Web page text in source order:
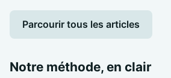
Parcourir tous les articles
Notre méthode, en clair